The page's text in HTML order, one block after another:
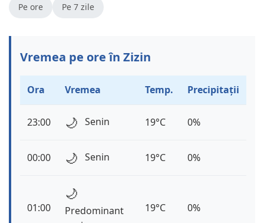
Pe ore Pe 7 zile
Vremea pe ore în Zizin
Ora Vremea Temp. Precipitații
23:00 🌙 Senin 19°C 0%
00:00 🌙 Senin 19°C 0%
01:00
🌙
Predominant
19°C 0%